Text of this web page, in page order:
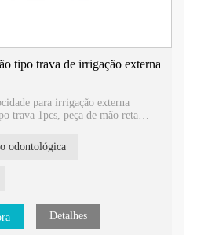
tipo trava de irrigação externa
para irrigação externa
trava 1pcs, peça de mão reta
usar
usar
qualidade
odontológica
Detalhes